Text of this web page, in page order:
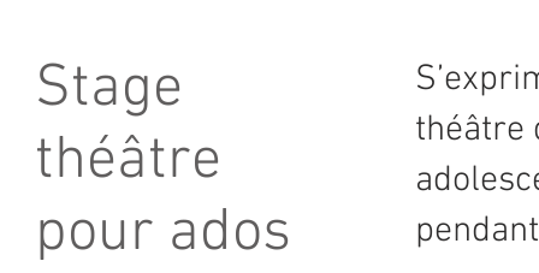
Stage
théâtre
pour ados
théâtre